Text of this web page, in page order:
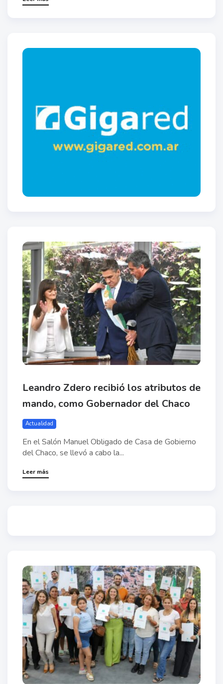
Leandro Zdero recibió los atributos de
mando, como Gobernador del Chaco
Actualidad
En el Salón Manuel Obligado de Casa de Gobierno
del Chaco, se llevó a cabo la...
Leer más